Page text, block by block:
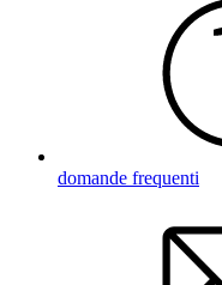
domande frequenti